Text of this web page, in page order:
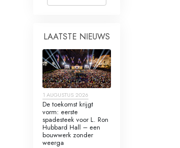
LAATSTE NIEUWS
1 AUGUSTUS 2026
De toekomst krijgt
vorm: eerste
spadesteek voor L. Ron
Hubbard Hall – een
bouwwerk zonder
weerga